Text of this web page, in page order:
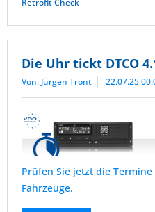
Retrofit Check
Die Uhr tickt DTCO
Von: Jürgen Tront 22.07.25
Prüfen Sie jetzt die
Fahrzeuge.